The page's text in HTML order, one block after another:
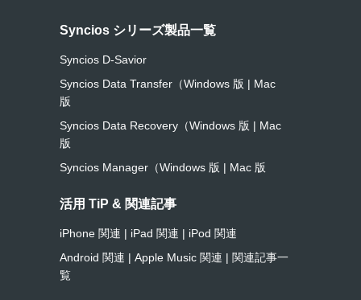
Syncios シリーズ製品一覧
Syncios D-Savior
Syncios Data Transfer（Windows 版 | Mac
版
Syncios Data Recovery（Windows 版 | Mac
版
Syncios Manager（Windows 版 | Mac 版
活用 TiP & 関連記事
iPhone 関連 | iPad 関連 | iPod 関連
Android 関連 | Apple Music 関連 | 関連記事一
覧